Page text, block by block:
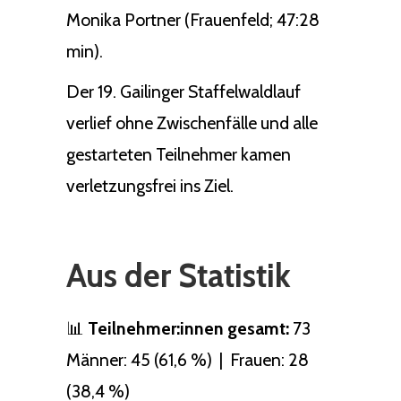
Monika Portner (Frauenfeld; 47:28
min).
Der 19. Gailinger Staffelwaldlauf
verlief ohne Zwischenfälle und alle
gestarteten Teilnehmer kamen
verletzungsfrei ins Ziel.
Aus der Statistik
📊 Teilnehmer:innen gesamt: 73
Männer: 45 (61,6 %) | Frauen: 28
(38,4 %)